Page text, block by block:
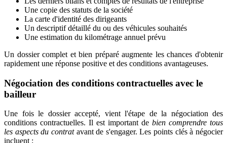
Une copie des statuts de la société
La carte d'identité des dirigeants
Un descriptif détaillé du ou des véhicules souhaités
Une estimation du kilométrage annuel prévu
Un dossier complet et bien préparé augmente les chances d'obtenir
rapidement une réponse positive et des conditions avantageuses.
Négociation des conditions contractuelles avec le
bailleur
Une fois le dossier accepté, vient l'étape de la négociation des
conditions contractuelles. Il est important de bien comprendre tous
les aspects du contrat avant de s'engager. Les points clés à négocier
incluent :